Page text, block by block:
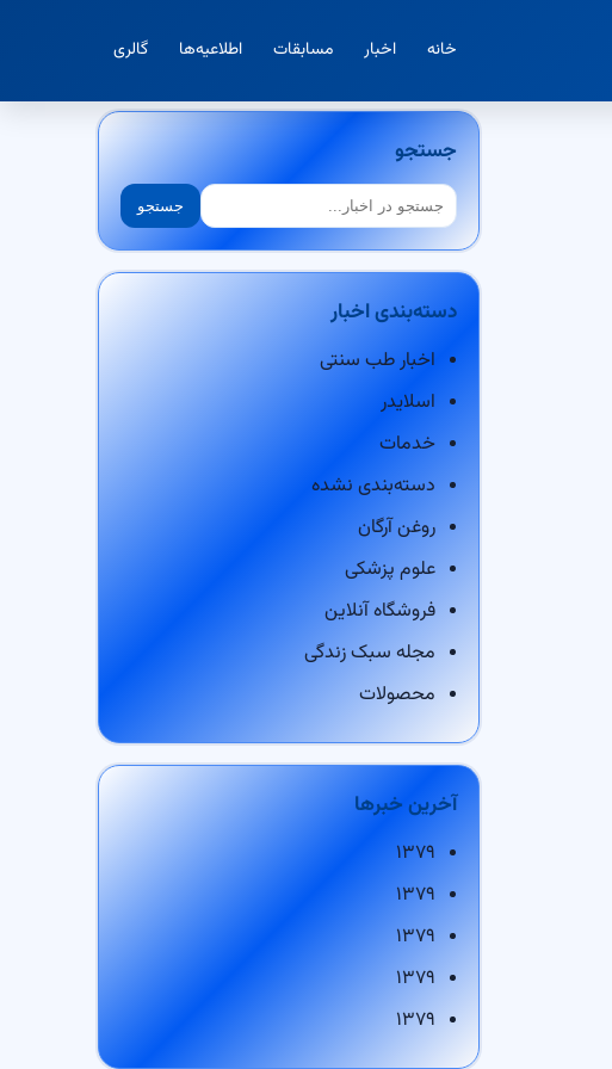
خانه اخبار مسابقات اطلاعیه‌ها گالری
جستجو
جستجو جستجو
دسته‌بندی اخبار
اخبار طب سنتی
اسلایدر
خدمات
دسته‌بندی نشده
روغن آرگان
علوم پزشکی
فروشگاه آنلاین
مجله سبک زندگی
محصولات
آخرین خبرها
۱۳۷۹
۱۳۷۹
۱۳۷۹
۱۳۷۹
۱۳۷۹